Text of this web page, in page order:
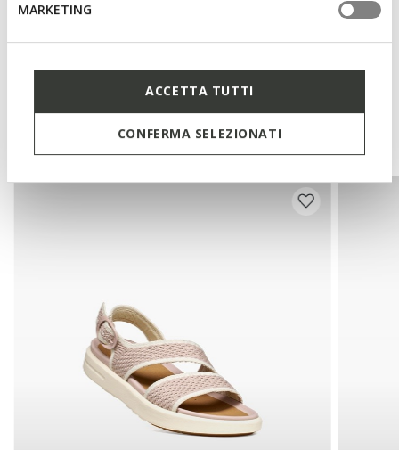
MARKETING
ACCETTA TUTTI
CONFERMA SELEZIONATI
Tecnología
Te podría interesar